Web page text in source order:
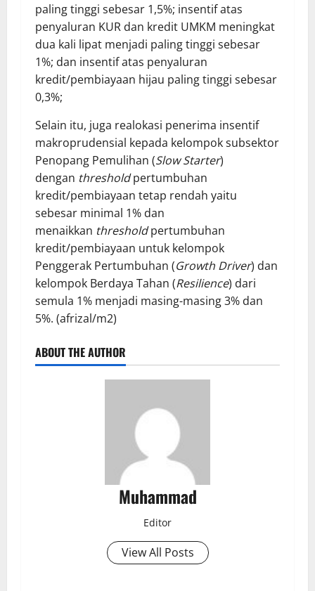
paling tinggi sebesar 1,5%; insentif atas
penyaluran KUR dan kredit UMKM meningkat
dua kali lipat menjadi paling tinggi sebesar
1%; dan insentif atas penyaluran
kredit/pembiayaan hijau paling tinggi sebesar
0,3%;
Selain itu, juga realokasi penerima insentif
makroprudensial kepada kelompok subsektor
Penopang Pemulihan (Slow Starter)
dengan thresholdpertumbuhan
kredit/pembiayaan tetap rendah yaitu
sebesar minimal 1% dan
menaikkan thresholdpertumbuhan
kredit/pembiayaan untuk kelompok
Penggerak Pertumbuhan (Growth Driver) dan
kelompok Berdaya Tahan (Resilience) dari
semula 1% menjadi masing-masing 3% dan
5%. (afrizal/m2)
ABOUT THE AUTHOR
Muhammad
Editor
View All Posts